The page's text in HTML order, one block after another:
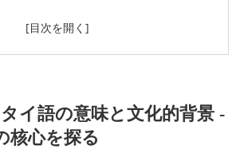
語とタイ人の国民性・精神性の深い関係
イ語の意味と文化的背景 -
核心を探る